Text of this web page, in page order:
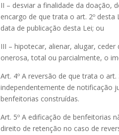
II – desviar a finalidade da doação,
encargo de que trata o art. 2º
data de publicação desta Lei; ou
III – hipotecar, alienar, alugar,
onerosa, total ou parcialmente, o
Art. 4º A reversão de que trata o
independentemente de notificação
benfeitorias construídas.
Art. 5º A edificação de benfeitorias
direito de retenção no caso de